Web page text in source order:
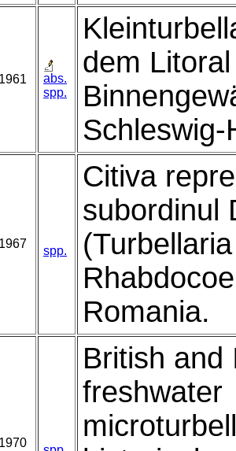
1961
abs.
spp.
dem
Schleswig-
1967
spp.
Citiva
subordinul
(Turbellaria
Romania.
1970
British and
freshwater